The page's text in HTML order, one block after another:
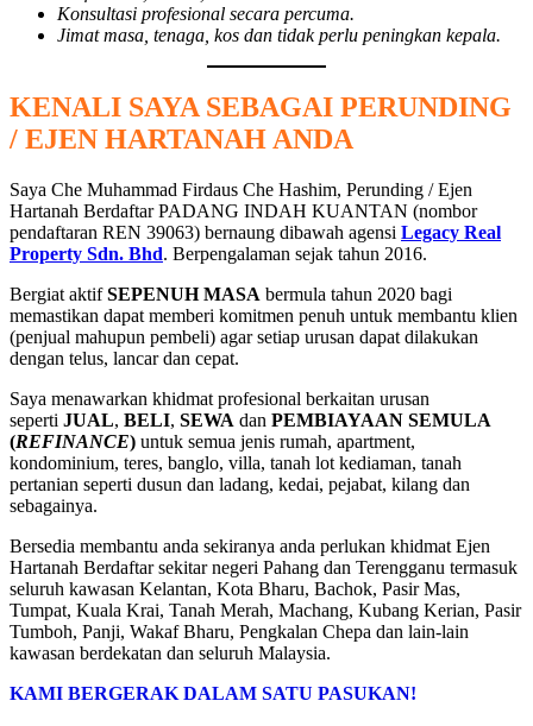
Konsultasi profesional secara percuma.
Jimat masa, tenaga, kos dan tidak perlu peningkan kepala.
KENALI SAYA SEBAGAI PERUNDING
/ EJEN HARTANAH ANDA
Saya Che Muhammad Firdaus Che Hashim, Perunding / Ejen
Hartanah Berdaftar PADANG INDAH KUANTAN (nombor
pendaftaran REN 39063) bernaung dibawah agensi Legacy Real
Property Sdn. Bhd. Berpengalaman sejak tahun 2016.
Bergiat aktifSEPENUH MASA bermula tahun 2020 bagi
memastikan dapat memberi komitmen penuh untuk membantu klien
(penjual mahupun pembeli) agar setiap urusan dapat dilakukan
dengan telus, lancar dan cepat.
Saya menawarkan khidmat profesional berkaitan urusan
seperti JUAL, BELI, SEWA dan PEMBIAYAAN SEMULA
(REFINANCE) untuk semua jenis rumah, apartment,
kondominium, teres, banglo, villa, tanah lot kediaman, tanah
pertanian seperti dusun dan ladang, kedai, pejabat, kilang dan
sebagainya.
Bersedia membantu anda sekiranya anda perlukan khidmat Ejen
Hartanah Berdaftar sekitar negeri Pahang dan Terengganu termasuk
seluruh kawasan Kelantan, Kota Bharu, Bachok, Pasir Mas,
Tumpat, Kuala Krai, Tanah Merah, Machang, Kubang Kerian, Pasir
Tumboh, Panji, Wakaf Bharu, Pengkalan Chepa dan lain-lain
kawasan berdekatan dan seluruh Malaysia.
KAMI BERGERAK DALAM SATU PASUKAN!